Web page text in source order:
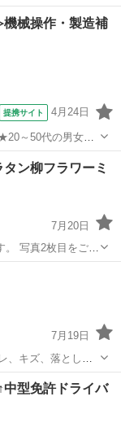
ください ・お値引
め、状態につい
械操作・製造補
提携サイト 4月24日
～50代の男女活
カー通勤OK！無料
》 人気の工
ン柳フラワーミ
7月20日
。 写真2枚目をご確
7月19日
ださい ・お値引き
、状態については
中型免許ドライバ